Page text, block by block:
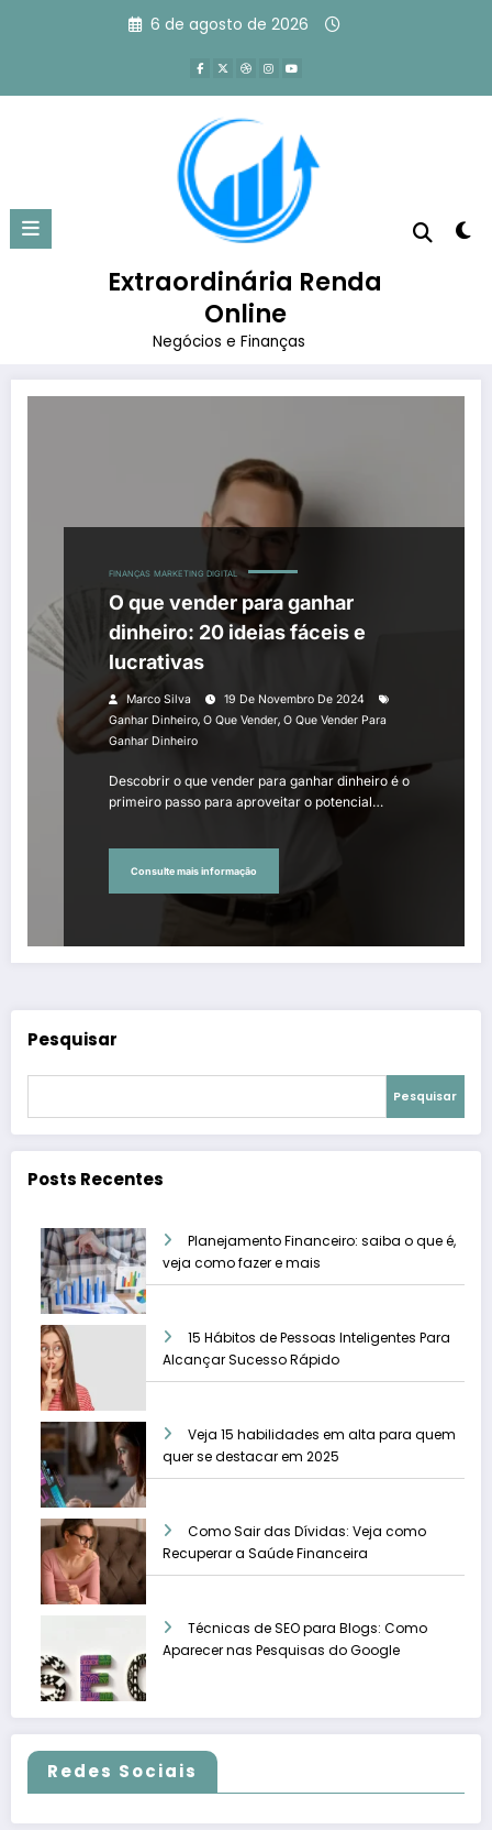
6 de agosto de 2026
Extraordinária Renda
Online
Negócios e Finanças
Tag: o que vender para ganhar
dinheiro
Página inicial o que vender para ganhar dinheiro
FINANÇAS MARKETING DIGITAL
O que vender para ganhar
dinheiro: 20 ideias fáceis e
lucrativas
Marco Silva
19 De Novembro De 2024
Ganhar Dinheiro, O Que Vender, O Que Vender Para
Ganhar Dinheiro
Descobrir o que vender para ganhar dinheiro é o
primeiro passo para aproveitar o potencial…
Consulte mais informação
Pesquisar
Pesquisar
Posts Recentes
Planejamento Financeiro: saiba o que é,
veja como fazer e mais
15 Hábitos de Pessoas Inteligentes Para
Alcançar Sucesso Rápido
Veja 15 habilidades em alta para quem
quer se destacar em 2025
Como Sair das Dívidas: Veja como
Recuperar a Saúde Financeira
Técnicas de SEO para Blogs: Como
Aparecer nas Pesquisas do Google
Redes Sociais